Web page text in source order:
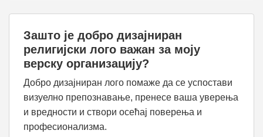
Зашто је добро дизајниран
религијски лого важан за моју
верску организацију?
Добро дизајниран лого помаже да се успостави
визуелно препознавање, пренесе ваша уверења
и вредности и створи осећај поверења и
професионализма.